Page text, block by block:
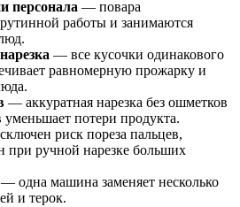
персонала — повара
работы и занимаются
— все кусочки одинакового
равномерную прожарку и
— аккуратная нарезка без ошметков
потери продукта.
риск пореза пальцев,
при ручной нарезке больших
— одна машина заменяет несколько
и терок.